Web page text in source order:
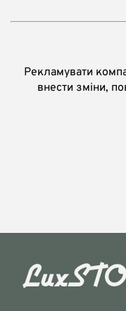
Рекламувати
внести зміни,